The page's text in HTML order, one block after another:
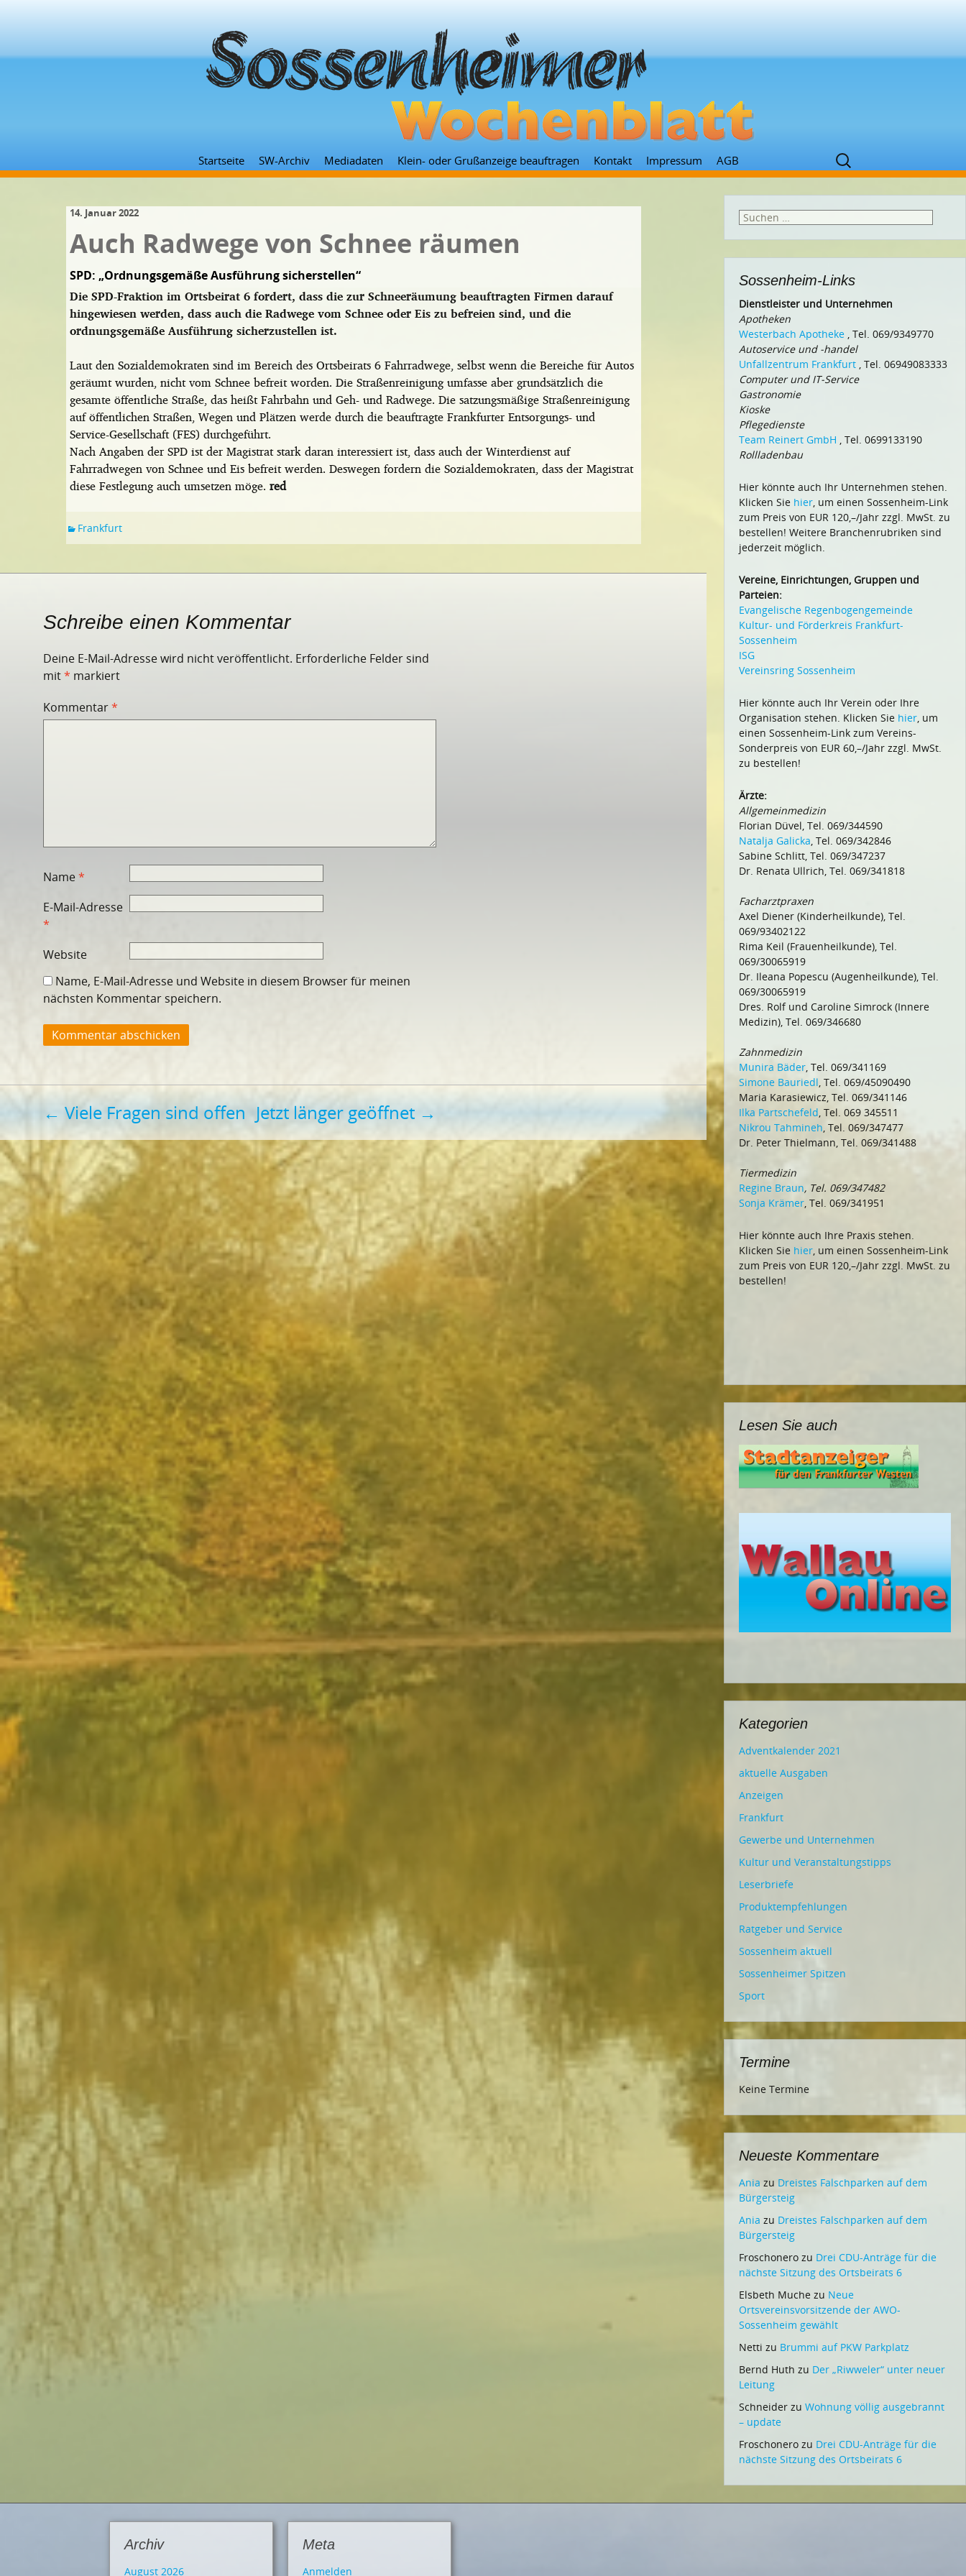
Zum
Inhalt
Startseite SW-Archiv Mediadaten Klein- oder Grußanzeige beauftragen Kontakt Impressum AGB
Suchen
nach:
14. Januar 2022
Auch Radwege von Schnee räumen
SPD: „Ordnungsgemäße Ausführung sicherstellen“
Die SPD-Fraktion im Ortsbeirat 6 fordert, dass die zur Schneeräumung beauftragten Firmen darauf
hingewiesen werden, dass auch die Radwege vom Schnee oder Eis zu befreien sind, und die
ordnungsgemäße Ausführung sicherzustellen ist.
Laut den Sozialdemokraten sind im Bereich des Ortsbeirats 6 Fahrradwege, selbst wenn die Bereiche für Autos
geräumt wurden, nicht vom Schnee befreit worden. Die Straßenreinigung umfasse aber grundsätzlich die
gesamte öffentliche Straße, das heißt Fahrbahn und Geh- und Radwege. Die satzungsmäßige Straßenreinigung
auf öffentlichen Straßen, Wegen und Plätzen werde durch die beauftragte Frankfurter Entsorgungs- und
Service-Gesellschaft (FES) durchgeführt.
Nach Angaben der SPD ist der Magistrat stark daran interessiert ist, dass auch der Winterdienst auf
Fahrradwegen von Schnee und Eis befreit werden. Deswegen fordern die Sozialdemokraten, dass der Magistrat
diese Festlegung auch umsetzen möge. red
Frankfurt
Schreibe einen Kommentar
Deine E-Mail-Adresse wird nicht veröffentlicht. Erforderliche Felder sind
mit* markiert
Kommentar*
Name*
E-Mail-Adresse
*
Website
Name, E-Mail-Adresse und Website in diesem Browser für meinen
nächsten Kommentar speichern.
Beitragsnavigation
← Viele Fragen sind offen Jetzt länger geöffnet →
Suchen
Sossenheim-Links
Dienstleister und Unternehmen
Apotheken
Westerbach Apotheke , Tel. 069/9349770
Autoservice und -handel
Unfallzentrum Frankfurt , Tel. 06949083333
Computer und IT-Service
Gastronomie
Kioske
Pflegedienste
Team Reinert GmbH , Tel. 0699133190
Rollladenbau
Hier könnte auch Ihr Unternehmen stehen.
Klicken Sie hier, um einen Sossenheim-Link
zum Preis von EUR 120,–/Jahr zzgl. MwSt. zu
bestellen! Weitere Branchenrubriken sind
jederzeit möglich.
Vereine, Einrichtungen, Gruppen und
Parteien:
Evangelische Regenbogengemeinde
Kultur- und Förderkreis Frankfurt-
Sossenheim
ISG
Vereinsring Sossenheim
Hier könnte auch Ihr Verein oder Ihre
Organisation stehen. Klicken Sie hier, um
einen Sossenheim-Link zum Vereins-
Sonderpreis von EUR 60,–/Jahr zzgl. MwSt.
zu bestellen!
Ärzte:
Allgemeinmedizin
Florian Düvel, Tel. 069/344590
Natalja Galicka, Tel. 069/342846
Sabine Schlitt, Tel. 069/347237
Dr. Renata Ullrich, Tel. 069/341818
Facharztpraxen
Axel Diener (Kinderheilkunde), Tel.
069/93402122
Rima Keil (Frauenheilkunde), Tel.
069/30065919
Dr. Ileana Popescu (Augenheilkunde), Tel.
069/30065919
Dres. Rolf und Caroline Simrock (Innere
Medizin), Tel. 069/346680
Zahnmedizin
Munira Bäder, Tel. 069/341169
Simone Bauriedl, Tel. 069/45090490
Maria Karasiewicz, Tel. 069/341146
Ilka Partschefeld, Tel. 069 345511
Nikrou Tahmineh, Tel. 069/347477
Dr. Peter Thielmann, Tel. 069/341488
Tiermedizin
Regine Braun, Tel. 069/347482
Sonja Krämer, Tel. 069/341951
Hier könnte auch Ihre Praxis stehen.
Klicken Sie hier, um einen Sossenheim-Link
zum Preis von EUR 120,–/Jahr zzgl. MwSt. zu
bestellen!
Lesen Sie auch
Kategorien
Adventkalender 2021
aktuelle Ausgaben
Anzeigen
Frankfurt
Gewerbe und Unternehmen
Kultur und Veranstaltungstipps
Leserbriefe
Produktempfehlungen
Ratgeber und Service
Sossenheim aktuell
Sossenheimer Spitzen
Sport
Termine
Keine Termine
Neueste Kommentare
Ania zu Dreistes Falschparken auf dem
Bürgersteig
Ania zu Dreistes Falschparken auf dem
Bürgersteig
Froschonero zu Drei CDU-Anträge für die
nächste Sitzung des Ortsbeirats 6
Elsbeth Muche zu Neue
Ortsvereinsvorsitzende der AWO-
Sossenheim gewählt
Netti zu Brummi auf PKW Parkplatz
Bernd Huth zu Der „Riwweler“ unter neuer
Leitung
Schneider zuWohnung völlig ausgebrannt
– update
Froschonero zu Drei CDU-Anträge für die
nächste Sitzung des Ortsbeirats 6
Archiv
August 2026
Meta
Anmelden